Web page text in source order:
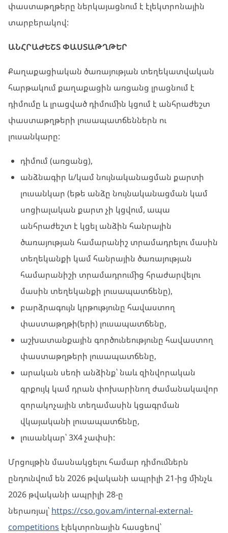
փաստաթղթերը ներկայացնում է էլեկտրոնային
տարբերակով:
ԱՆՀՐԱԺԵՇՏ ՓԱՍՏԱԹՂԹԵՐ
Քաղաքացիական ծառայության տեղեկատվական
հարթակում քաղաքացին առցանց լրացնում է
դիմումը և լրացված դիմումին կցում է անհրաժեշտ
փաստաթղթերի լուսապատճեններն ու
լուսանկարը:
դիմում (առցանց),
անձնագիր և/կամ նույնականացման քարտի
լուսանկար (եթե անձը նույնականացման կամ
սոցիալական քարտ չի կցվում, ապա
անհրաժեշտ է կցել անձին հանրային
ծառայության համարանիշ տրամադրելու մասին
տեղեկանքի կամ հանրային ծառայության
համարանիշի տրամադրումից հրաժարվելու
մասին տեղեկանքի լուսապատճենը),
բարձրագույն կրթությունը հավաստող
փաստաթղթի(երի) լուսապատճենը,
աշխատանքային գործունեությունը հավաստող
փաստաթղթերի լուսապատճենը,
արական սեռի անձինք՝ նաև զինվորական
գրքույկ կամ դրան փոխարինող ժամանակավոր
զորակոչային տեղամասին կցագրման
վկայականի լուսապատճենը,
լուսանկար՝ 3X4 չափսի:
Մրցույթին մասնակցելու համար դիմումներն
ընդունվում են 2026 թվականի ապրիլի 21-ից մինչև
2026 թվականի ապրիլի 28-ը
ներառյալ՝ https://cso.gov.am/internal-external-
competitions էլեկտրոնային հասցեով՝